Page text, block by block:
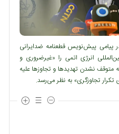
پیامی پیش‌نویس قطعنامه ضدایرانی
انرژی اتمی را «غیرضروری و
متوقف نشدن تهدید‌ها و تجاوز‌ها علیه
تکرار تجاوزگری» به نظر می‌رسد.